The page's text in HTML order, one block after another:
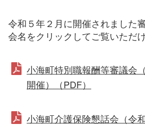
令和５年２月に開催されました
会名をクリックしてご覧いただけ
小海町特別職報酬等審議会
開催）（PDF）
小海町介護保険懇話会（令